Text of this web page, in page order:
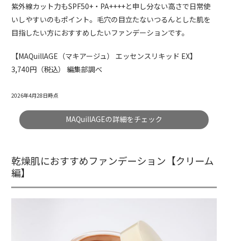
紫外線カット力もSPF50+・PA++++と申し分ない高さで日常使
いしやすいのもポイント。毛穴の目立たないつるんとした肌を
目指したい方におすすめしたいファンデーションです。
【MAQuillAGE（マキアージュ） エッセンスリキッド EX】
3,740円（税込） 編集部調べ
2026年4月28日時点
MAQuillAGEの詳細をチェック
乾燥肌におすすめファンデーション【クリーム
編】